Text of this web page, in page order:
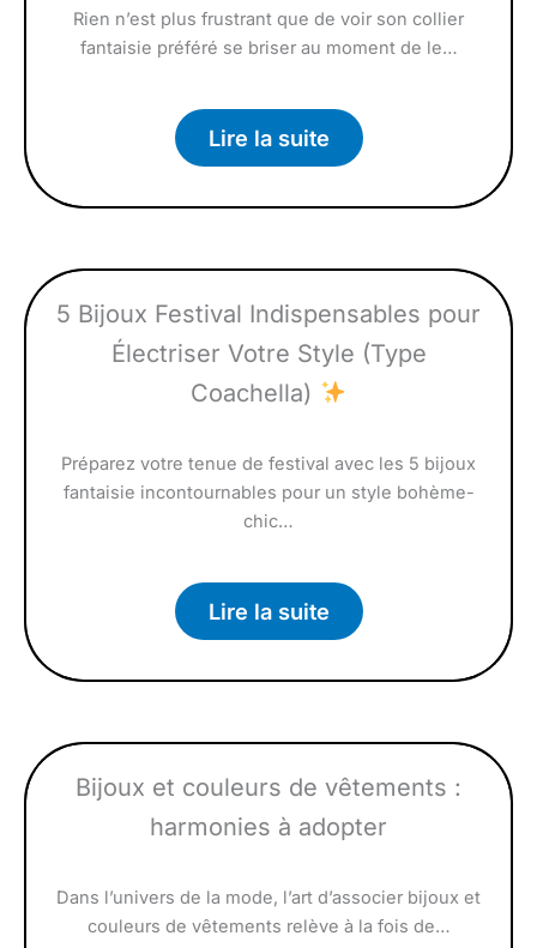
Rien n’est plus frustrant que de voir son collier
fantaisie préféré se briser au moment de le…
Lire la suite
5 Bijoux Festival Indispensables pour
Électriser Votre Style (Type
Coachella)
Préparez votre tenue de festival avec les 5 bijoux
fantaisie incontournables pour un style bohème-
chic…
Lire la suite
Bijoux et couleurs de vêtements :
harmonies à adopter
Dans l’univers de la mode, l’art d’associer bijoux et
couleurs de vêtements relève à la fois de…